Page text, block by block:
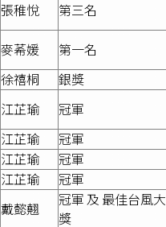
張稚悅
第三名
麥莃媛
第一名
徐禧桐
銀獎
江芷瑜
冠軍
江芷瑜
冠軍
江芷瑜
冠軍
江芷瑜
冠軍
戴懿翹
冠軍 及 最佳台風大
獎